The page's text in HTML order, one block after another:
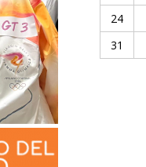
24
31